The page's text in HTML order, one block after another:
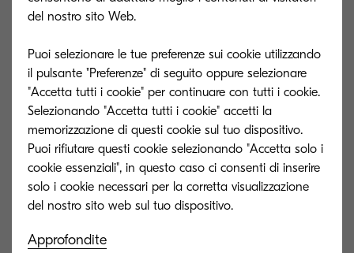
primo passo verso una maggiore sicurezza; è
fondamentale anche poter individuare facilmente
i documenti essenziali. KCIM consente alle
aziende di assumere il controllo dei loro vasti
volumi di documentiutilizzando tecniche
avanzate per estrarre ed etichettare le parole
chiave da ogni documento, rendendo più facile
pertinenti.
del nostro sito Web.
Puoi selezionare le tue preferenze sui cookie utilizzando
il pulsante "Preferenze" di seguito oppure selezionare
"Accetta tutti i cookie" per continuare con tutti i cookie.
Selezionando "Accetta tutti i cookie" accetti la
memorizzazione di questi cookie sul tuo dispositivo.
Puoi rifiutare questi cookie selezionando "Accetta solo i
cookie essenziali", in questo caso ci consenti di inserire
solo i cookie necessari per la corretta visualizzazione
Approfondite